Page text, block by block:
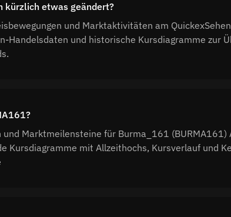
kürzlich etwas geändert?
und Marktaktivitäten am
Handelsdaten und historische Kursdiagramme zur
Marktmeilensteine für Burma_161 (BURMA161)
Kursdiagramme mit Allzeithochs, Kursverlauf und